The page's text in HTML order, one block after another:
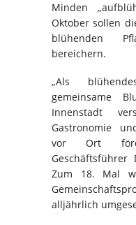
Minden
Oktober sollen
blühenden
bereichern.
„Als
gemeinsame
Innenstadt
Gastronomie
vor Ort
Geschäftsführer
Zum 18. Mal
alljährlich